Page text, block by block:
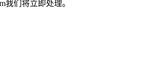
我们将立即处理。